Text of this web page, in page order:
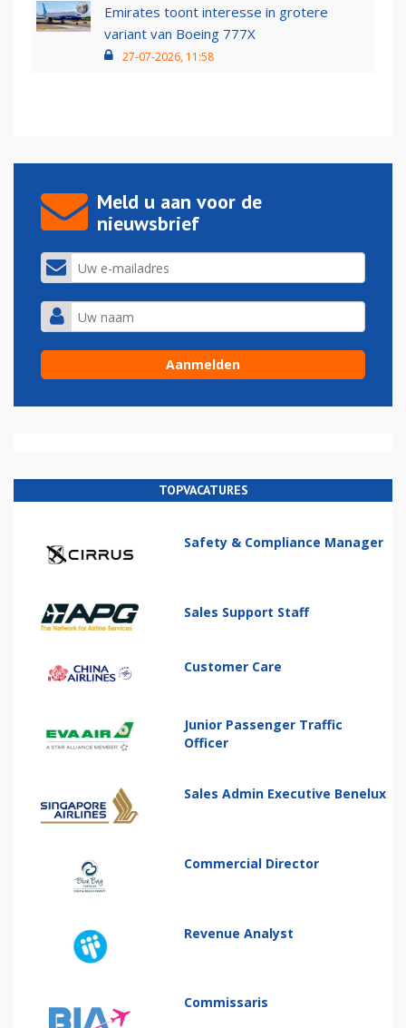
Emirates toont interesse in grotere
variant van Boeing 777X
27-07-2026, 11:58
Meld u aan voor de
nieuwsbrief
TOPVACATURES
Safety & Compliance Manager
Sales Support Staff
Customer Care
Junior Passenger Traffic
Officer
Sales Admin Executive Benelux
Commercial Director
Revenue Analyst
Commissaris